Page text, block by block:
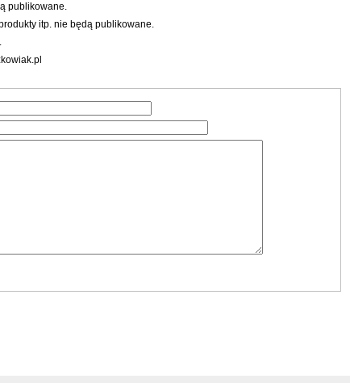
publikowane.
itp. nie będą publikowane.